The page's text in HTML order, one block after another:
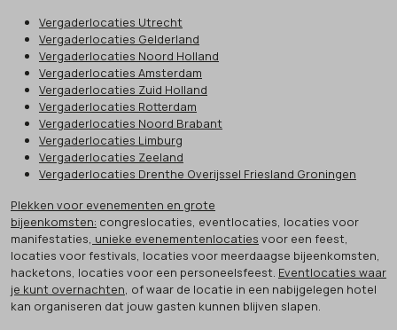
Vergaderlocaties Utrecht
Vergaderlocaties Gelderland
Vergaderlocaties Noord Holland
Vergaderlocaties Amsterdam
Vergaderlocaties Zuid Holland
Vergaderlocaties Rotterdam
Vergaderlocaties Noord Brabant
Vergaderlocaties Limburg
Vergaderlocaties Zeeland
Vergaderlocaties Drenthe Overijssel Friesland Groningen
Plekken voor evenementen en grote
bijeenkomsten: congreslocaties, eventlocaties, locaties voor
manifestaties, unieke evenementenlocaties voor een feest,
locaties voor festivals, locaties voor meerdaagse bijeenkomsten,
hacketons, locaties voor een personeelsfeest. Eventlocaties waar
je kunt overnachten, of waar de locatie in een nabijgelegen hotel
kan organiseren dat jouw gasten kunnen blijven slapen.